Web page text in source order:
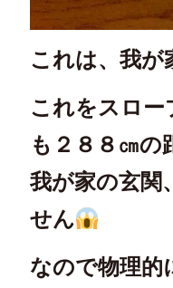
これは、我が
これをスロー
も２８８㎝の
我が家の玄関
せん
なので物理的